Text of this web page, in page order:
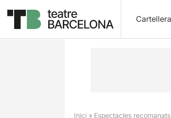
Inici» Espectacles recomanats